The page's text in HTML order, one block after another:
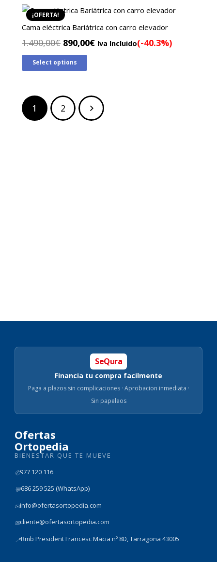
1.240,00€.890,00€.
¡OFERTA!
Cama eléctrica Bariátrica con carro elevador
1.490,00€ El
precio
original
890,00€ElIva Incluido(-40.3%)
Select options
Paginación
de
1 2
SeQura
Financia tu compra facilmente
Paga a plazos sin complicaciones · Aprobacion inmediata ·
Sin papeleos
Ofertas
Ortopedia
BIENESTAR QUE TE MUEVE
✆977 120 116
💬686 259 525 (WhatsApp)
✉info@ofertasortopedia.com
✉cliente@ofertasortopedia.com
📍Rmb President Francesc Macia nº 8D, Tarragona 43005